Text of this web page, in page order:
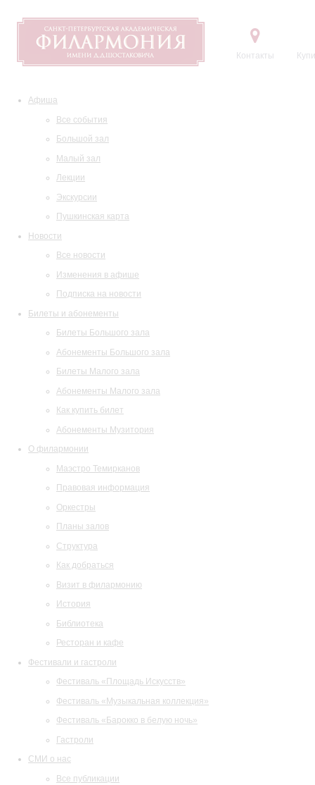
Контакты
Афиша
Все события
Большой зал
Малый зал
Лекции
Экскурсии
Пушкинская карта
Новости
Все новости
Изменения в афише
Подписка на новости
Билеты и абонементы
Билеты Большого зала
Абонементы Большого зала
Билеты Малого зала
Абонементы Малого зала
Как купить билет
Абонементы Музитория
О филармонии
Маэстро Темирканов
Правовая информация
Оркестры
Планы залов
Структура
Как добраться
Визит в филармонию
История
Библиотека
Ресторан и кафе
Фестивали и гастроли
Фестиваль «Площадь Искусств»
Фестиваль «Музыкальная коллекция»
Фестиваль «Барокко в белую ночь»
Гастроли
СМИ о нас
Все публикации